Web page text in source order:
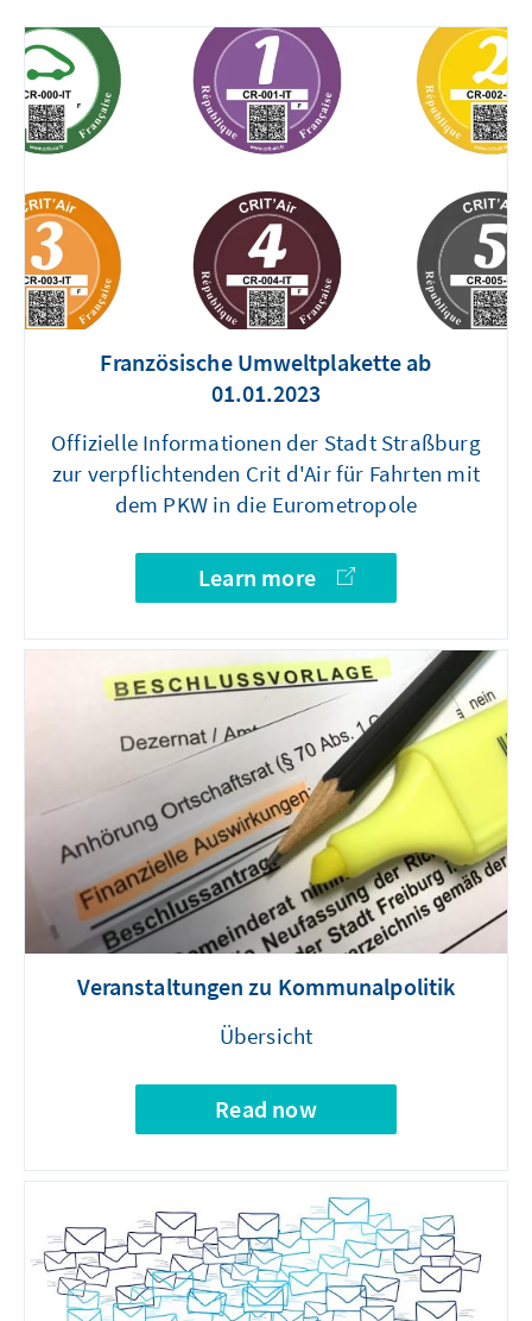
Französische Umweltplakette ab
01.01.2023
Offizielle Informationen der Stadt Straßburg
zur verpflichtenden Crit d'Air für Fahrten mit
dem PKW in die Eurometropole
Learn more
Veranstaltungen zu Kommunalpolitik
Übersicht
Read now